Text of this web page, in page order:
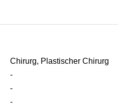
Chirurg, Plastischer Chirurg
-
-
-